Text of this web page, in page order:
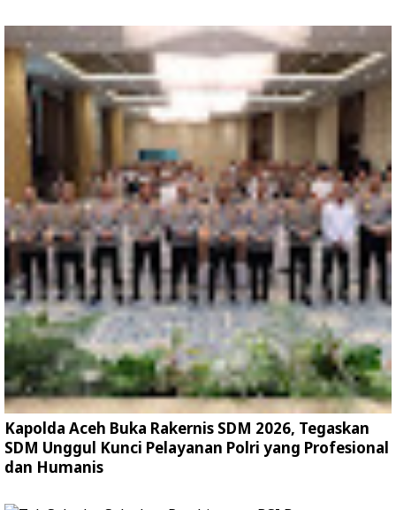
Kapolda Aceh Buka Rakernis SDM 2026, Tegaskan
SDM Unggul Kunci Pelayanan Polri yang Profesional
dan Humanis